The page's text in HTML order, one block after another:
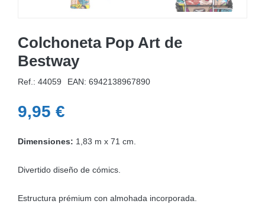
Colchoneta Pop Art de
Bestway
Ref.: 44059 EAN: 6942138967890
9,95 €
Dimensiones: 1,83 m x 71 cm.
Divertido diseño de cómics.
Estructura prémium con almohada incorporada.